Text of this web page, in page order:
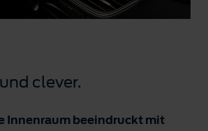
clever.
Innenraum beeindruckt mit